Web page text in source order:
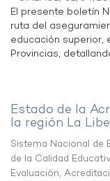
El presente boletín
ruta del
educación superior,
Provincias,
Estado de la
la región La
Sistema Nacional de
de la Calidad
Evaluación,